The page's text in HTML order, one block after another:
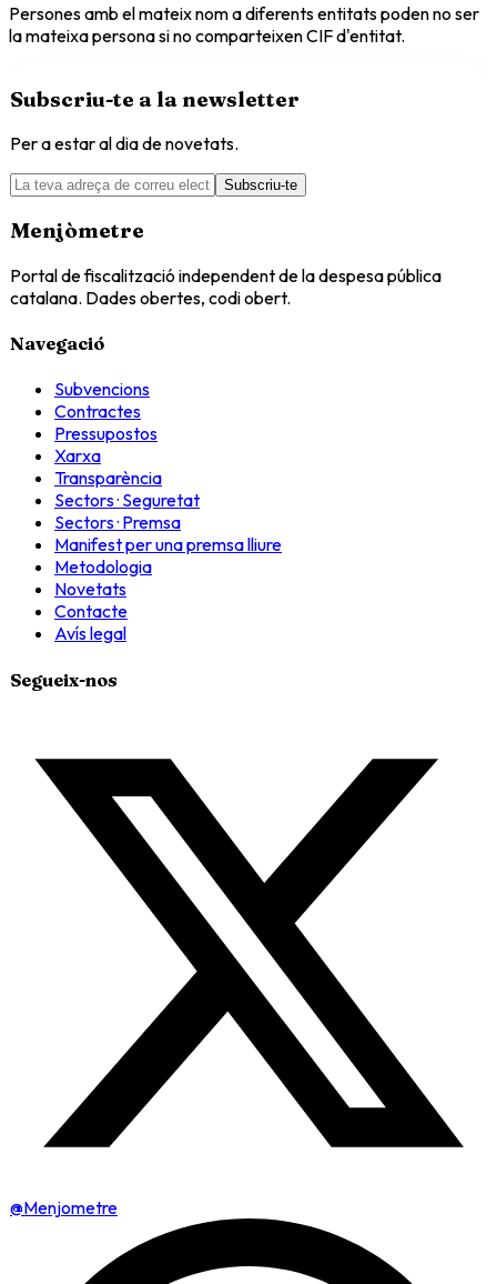
Persones amb el mateix nom a diferents entitats poden no ser
la mateixa persona si no comparteixen CIF d'entitat.
Subscriu-te a la newsletter
Per a estar al dia de novetats.
Subscriu-te
Menjòmetre
Portal de fiscalització independent de la despesa pública
catalana. Dades obertes, codi obert.
Navegació
Subvencions
Contractes
Pressupostos
Xarxa
Transparència
Sectors · Seguretat
Sectors · Premsa
Manifest per una premsa lliure
Metodologia
Novetats
Contacte
Avís legal
Segueix-nos
@Menjometre